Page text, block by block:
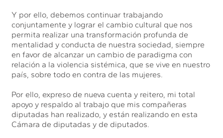
Y por ello, debemos continuar trabajando
conjuntamente y lograr el cambio cultural que nos
permita realizar una transformación profunda de
mentalidad y conducta de nuestra sociedad, siempre
en favor de alcanzar un cambio de paradigma con
relación a la violencia sistémica, que se vive en nuestro
país, sobre todo en contra de las mujeres.
Por ello, expreso de nueva cuenta y reitero, mi total
apoyo y respaldo al trabajo que mis compañeras
diputadas han realizado, y están realizando en esta
Cámara de diputadas y de diputados.